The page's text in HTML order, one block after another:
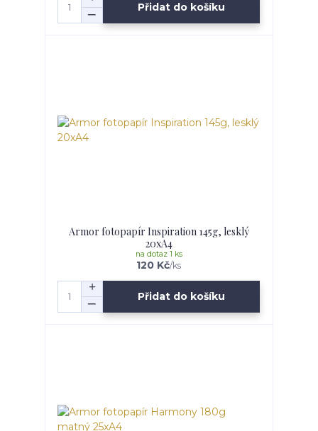
Přidat do košíku
Armor fotopapír Inspiration 145g, lesklý
20xA4
120 Kč/ks
na dotaz 1 ks
Přidat do košíku